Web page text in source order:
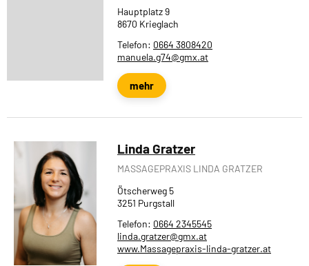
Hauptplatz 9
8670 Krieglach
Telefon: 0664 3808420
manuela.g74@gmx.at
mehr
Linda Gratzer
MASSAGEPRAXIS LINDA GRATZER
Ötscherweg 5
3251 Purgstall
Telefon: 0664 2345545
linda.gratzer@gmx.at
www.Massagepraxis-linda-gratzer.at